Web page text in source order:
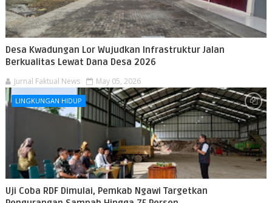
Desa Kwadungan Lor Wujudkan Infrastruktur Jalan
Berkualitas Lewat Dana Desa 2026
Jurnal Faktual News May 05, 2026
LINGKUNGAN HIDUP
Uji Coba RDF Dimulai, Pemkab Ngawi Targetkan